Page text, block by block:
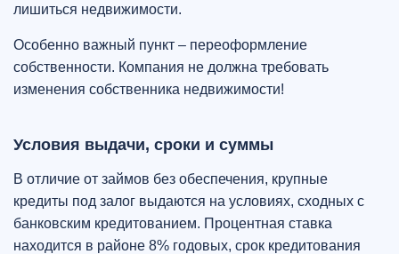
лишиться недвижимости.
Особенно важный пункт – переоформление
собственности. Компания не должна требовать
изменения собственника недвижимости!
Условия выдачи, сроки и суммы
В отличие от займов без обеспечения, крупные
кредиты под залог выдаются на условиях, сходных с
банковским кредитованием. Процентная ставка
находится в районе 8% годовых, срок кредитования